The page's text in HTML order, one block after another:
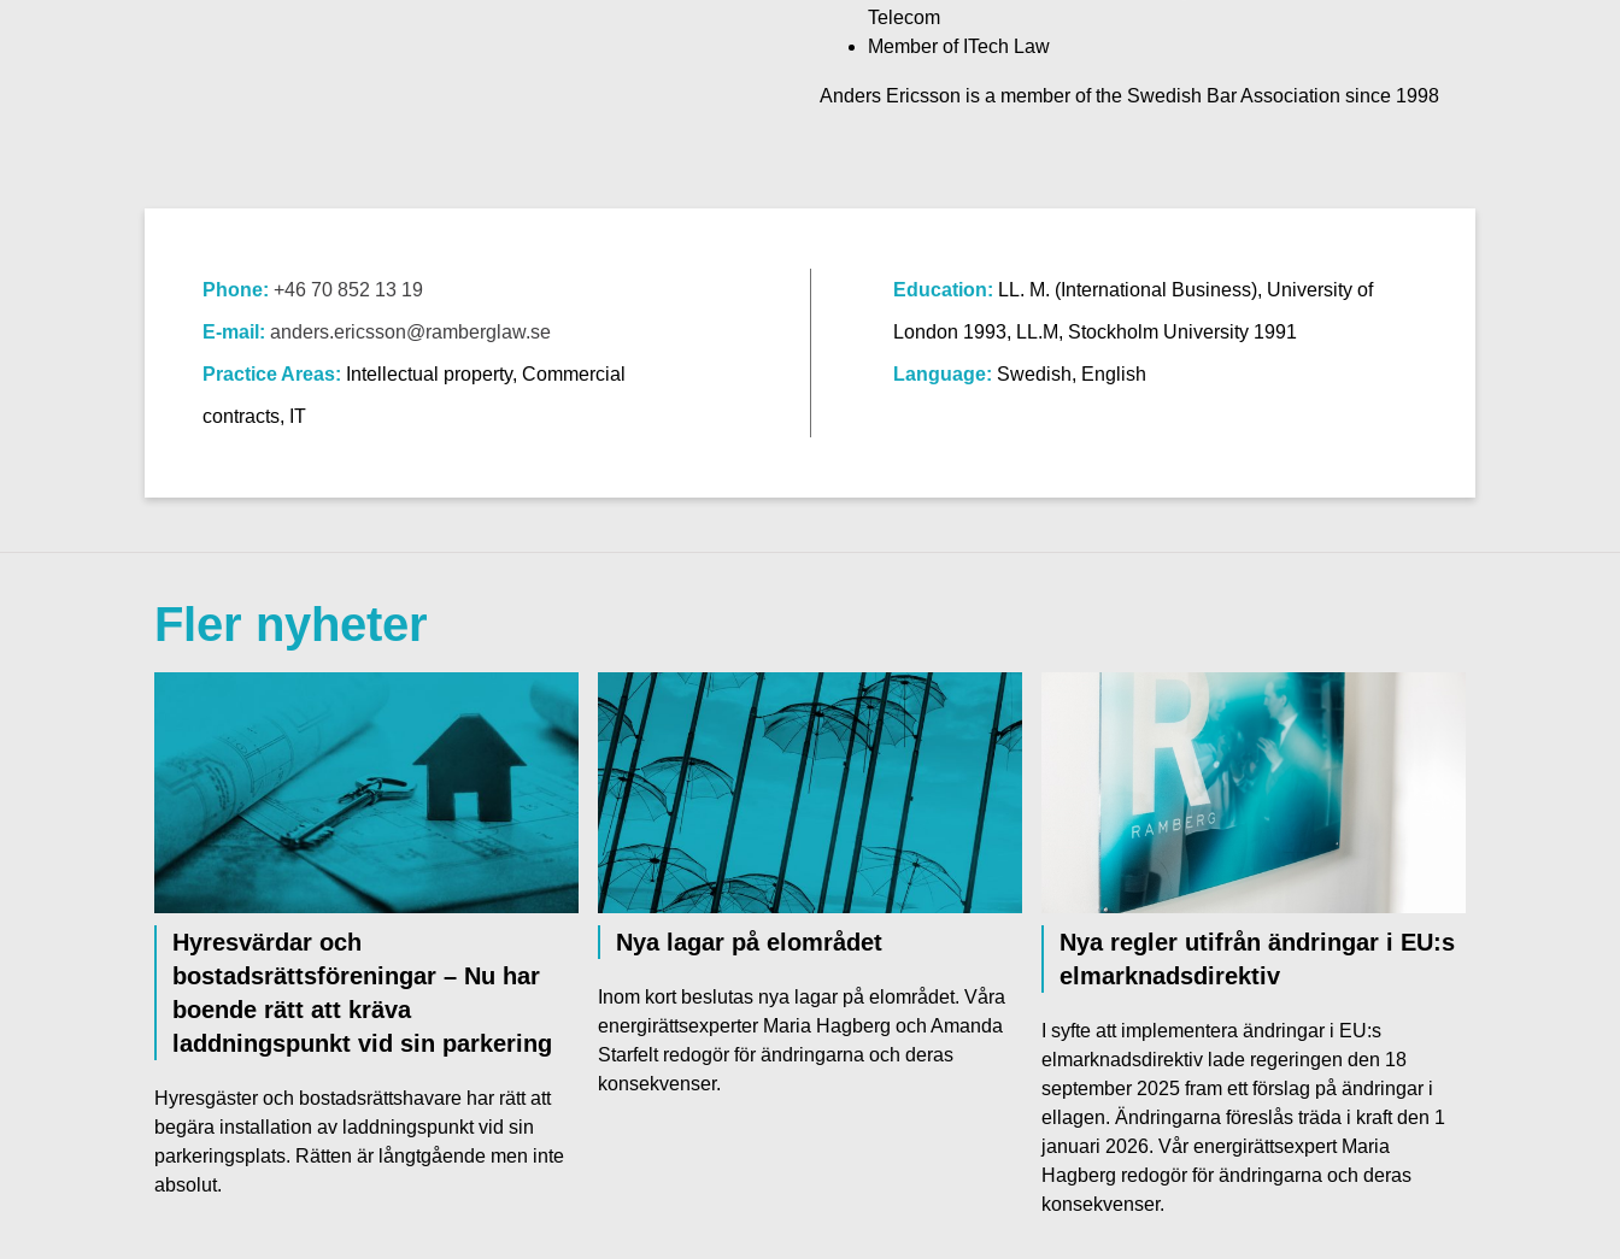
Telecom
Member of ITech Law
Anders Ericsson is a member of the Swedish Bar Association since 1998
Phone: +46 70 852 13 19
E-mail: anders.ericsson@ramberglaw.se
Practice Areas: Intellectual property, Commercial
contracts, IT
Education: LL. M. (International Business), University of
London 1993, LL.M, Stockholm University 1991
Language: Swedish, English
Fler nyheter
Hyresvärdar och
bostadsrättsföreningar – Nu har
boende rätt att kräva
laddningspunkt vid sin parkering
Hyresgäster och bostadsrättshavare har rätt att
begära installation av laddningspunkt vid sin
parkeringsplats. Rätten är långtgående men inte
absolut.
Nya lagar på elområdet
Inom kort beslutas nya lagar på elområdet. Våra
energirättsexperter Maria Hagberg och Amanda
Starfelt redogör för ändringarna och deras
konsekvenser.
Nya regler utifrån ändringar i EU:s
elmarknadsdirektiv
I syfte att implementera ändringar i EU:s
elmarknadsdirektiv lade regeringen den 18
september 2025 fram ett förslag på ändringar i
ellagen. Ändringarna föreslås träda i kraft den 1
januari 2026. Vår energirättsexpert Maria
Hagberg redogör för ändringarna och deras
konsekvenser.